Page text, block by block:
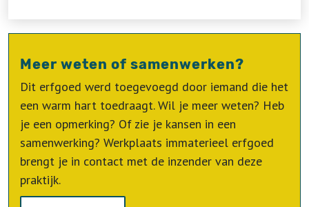
Meer weten of samenwerken?
Dit erfgoed werd toegevoegd door iemand die het
een warm hart toedraagt. Wil je meer weten? Heb
je een opmerking? Of zie je kansen in een
samenwerking? Werkplaats immaterieel erfgoed
brengt je in contact met de inzender van deze
praktijk.